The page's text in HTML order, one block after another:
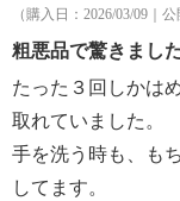
（購入日：2026/03/09｜公
粗悪品で驚きまし
たった３回しかは
取れていました。
手を洗う時も、も
してます。